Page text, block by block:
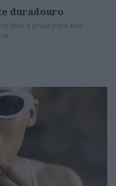
duradouro
idas à praia para não